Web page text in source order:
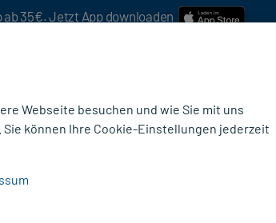
ab 35€. Jetzt App downloaden
Webseite besuchen und wie Sie mit uns
können Ihre Cookie-Einstellungen jederzeit